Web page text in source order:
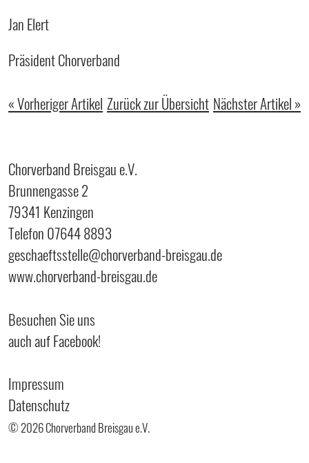
Jan Elert
Präsident Chorverband
« Vorheriger Artikel Zurück zur Übersicht Nächster Artikel »
Chorverband Breisgau e.V.
Brunnengasse 2
79341 Kenzingen
Telefon 07644 8893
geschaeftsstelle@chorverband-breisgau.de
www.chorverband-breisgau.de
Besuchen Sie uns
auch auf Facebook!
Impressum
Datenschutz
© 2026 Chorverband Breisgau e.V.